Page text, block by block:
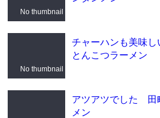
No thumbnail
No thumbnail
チャーハンも美味
とんこつラーメン
アツアツでした 田
メン